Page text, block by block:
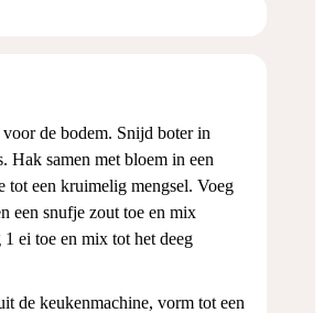
de bodem. Snijd boter in
Hak samen met bloem in een
tot een kruimelig mengsel. Voeg
een snufje zout toe en mix
ei toe en mix tot het deeg
de keukenmachine, vorm tot een